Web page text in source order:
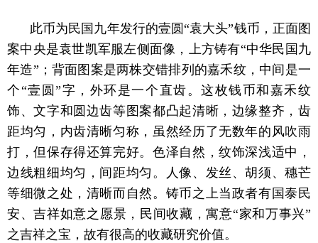
此币为民国九年发行的壹圆“袁大头”钱币，正面图
案中央是袁世凯军服左侧面像，上方铸有“中华民国九
年造”；背面图案是两株交错排列的嘉禾纹，中间是一
个“壹圆”字，外环是一个直齿。这枚钱币和嘉禾纹
饰、文字和圆边齿等图案都凸起清晰，边缘整齐，齿
距均匀，内齿清晰匀称，虽然经历了无数年的风吹雨
打，但保存得还算完好。色泽自然，纹饰深浅适中，
边线粗细均匀，间距均匀。人像、发丝、胡须、穗芒
等细微之处，清晰而自然。铸币之上当政者有国泰民
安、吉祥如意之愿景，民间收藏，寓意“家和万事兴”
之吉祥之宝，故有很高的收藏研究价值。